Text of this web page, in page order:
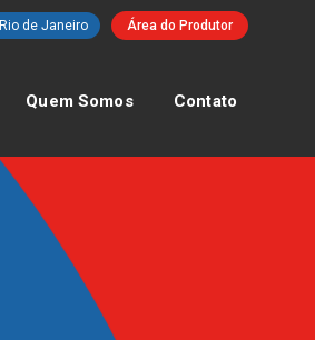
Rio de Janeiro Área do Produtor
Quem Somos Contato